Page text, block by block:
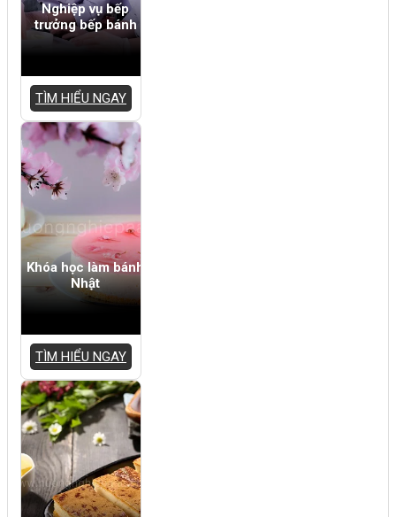
Nghiệp vụ bếp
trưởng bếp bánh
TÌM HIỂU NGAY
Khóa học làm bánh
Nhật
TÌM HIỂU NGAY